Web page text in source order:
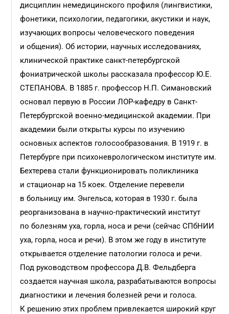
дисциплин немедицинского профиля (лингвистики,
фонетики, психологии, педагогики, акустики и наук,
изучающих вопросы человеческого поведения
и общения). Об истории, научных исследованиях,
клинической практике санкт-петербургской
фониатрической школы рассказала профессор Ю.Е.
СТЕПАНОВА. В 1885 г. профессор Н.П. Симановский
основал первую в России ЛОР-кафедру в Санкт-
Петербургской военно-медицинской академии. При
академии были открыты курсы по изучению
основных аспектов голосообразования. В 1919 г. в
Петербурге при психоневрологическом институте им.
Бехтерева стали функционировать поликлиника
и стационар на 15 коек. Отделение перевели
в больницу им. Энгельса, которая в 1930 г. была
реорганизована в научно-практический институт
по болезням уха, горла, носа и речи (сейчас СПбНИИ
уха, горла, носа и речи). В этом же году в институте
открывается отделение патологии голоса и речи.
Под руководством профессора Д.В. Фельдберга
создается научная школа, разрабатываются вопросы
диагностики и лечения болезней речи и голоса.
К решению этих проблем привлекается широкий круг